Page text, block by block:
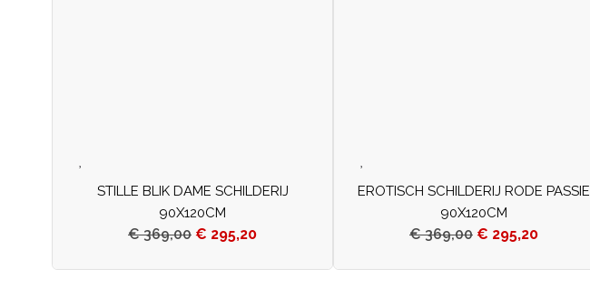
STILLE BLIK DAME SCHILDERIJ
90X120CM
€369,00 € 295,20
EROTISCH SCHILDERIJ RODE PASSIE
90X120CM
€369,00 € 295,20